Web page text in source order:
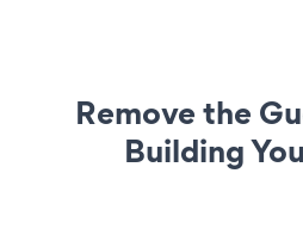
Remove the
Building